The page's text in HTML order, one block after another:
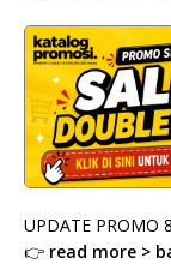
UPDATE PROMO
👉 read more >